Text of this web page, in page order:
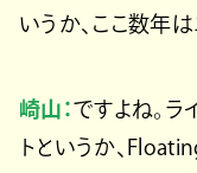
いうか、ここ数年
崎山：ですよね。
トというか、